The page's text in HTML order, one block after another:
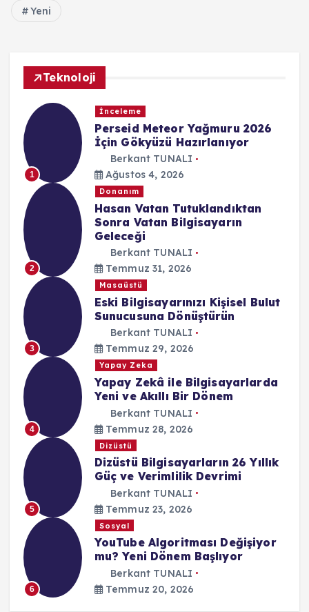
Yeni
Teknoloji
1
İnceleme
Perseid Meteor Yağmuru 2026
İçin Gökyüzü Hazırlanıyor
Berkant TUNALI
Ağustos 4, 2026
2
Donanım
Hasan Vatan Tutuklandıktan
Sonra Vatan Bilgisayarın
Geleceği
Berkant TUNALI
Temmuz 31, 2026
3
Masaüstü
Eski Bilgisayarınızı Kişisel Bulut
Sunucusuna Dönüştürün
Berkant TUNALI
Temmuz 29, 2026
4
Yapay Zeka
Yapay Zekâ ile Bilgisayarlarda
Yeni ve Akıllı Bir Dönem
Berkant TUNALI
Temmuz 28, 2026
5
Dizüstü
Dizüstü Bilgisayarların 26 Yıllık
Güç ve Verimlilik Devrimi
Berkant TUNALI
Temmuz 23, 2026
6
Sosyal
YouTube Algoritması Değişiyor
mu? Yeni Dönem Başlıyor
Berkant TUNALI
Temmuz 20, 2026